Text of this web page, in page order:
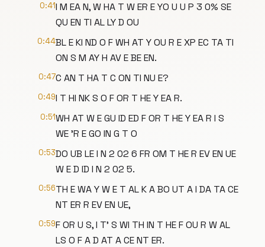
0:41I M EA N, W HA T W ER E YO U U P 3 0% SE
QU EN TI AL LY D OU
0:44BL E KI ND O F WH AT Y OU R E XP EC TA TI
ON S M AY H AV E BE EN.
0:47C AN T HA T C ON TI NU E?
0:49I T HI NK S O F OR T HE Y EA R.
0:51WH AT W E GU ID ED F OR T HE Y EA R I S
WE 'R E GO IN G T O
0:53DO UB LE I N 2 02 6 FR OM T HE R EV EN UE
W E D ID I N 2 02 5.
0:56TH E WA Y W E T AL K A BO UT A I DA TA CE
NT ER R EV EN UE,
0:59F OR U S, I T' S WI TH IN T HE F OU R W AL
LS O F A D AT A CE NT ER.